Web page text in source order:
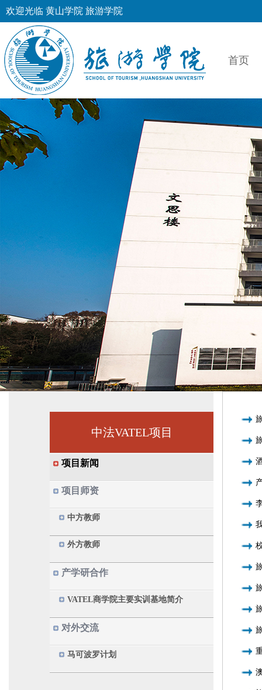
欢迎光临 黄山学院 旅游学院
首页
中法VATEL项目
项目新闻
项目师资
中方教师
外方教师
产学研合作
VATEL商学院主要实训基地简介
对外交流
马可波罗计划